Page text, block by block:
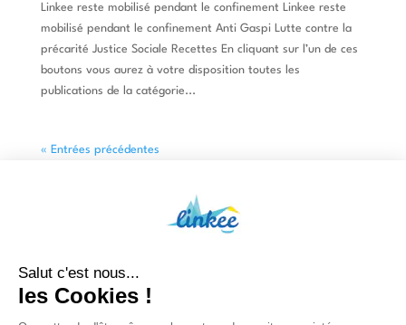
Linkee reste mobilisé pendant le confinement Linkee reste
mobilisé pendant le confinement Anti Gaspi Lutte contre la
précarité Justice Sociale Recettes En cliquant sur l’un de ces
boutons vous aurez à votre disposition toutes les
publications de la catégorie...
« Entrées précédentes